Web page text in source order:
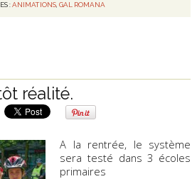
:ANIMATIONS, GAL ROMANA
réalité.
A la rentrée, le système
sera testé dans 3 écoles
primaires